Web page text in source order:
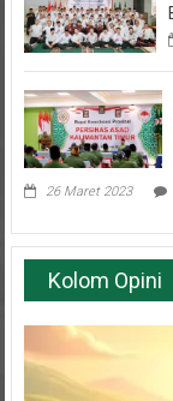
26 Maret 2023
Kolom Opini